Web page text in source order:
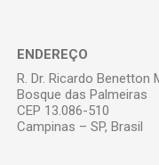
ENDEREÇO
R. Dr. Ricardo Benetton
Bosque das Palmeiras
CEP 13.086-510
Campinas – SP, Brasil